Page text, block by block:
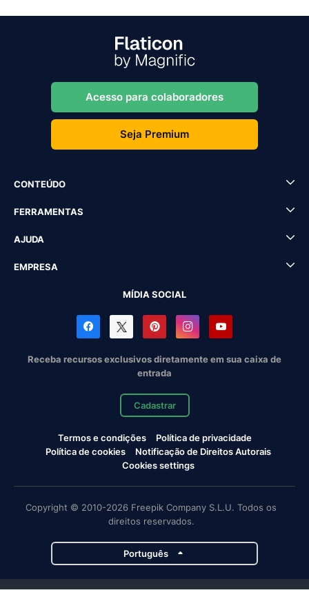
Acesso para colaboradores
Seja Premium
CONTEÚDO
FERRAMENTAS
AJUDA
EMPRESA
MÍDIA SOCIAL
Receba recursos exclusivos diretamente em sua caixa de
entrada
Cadastrar
Termos e condições
Política de privacidade
Política de cookies
Notificação de Direitos Autorais
Cookies settings
Copyright © 2010-2026 Freepik Company S.L.U. Todos os
direitos reservados.
Português